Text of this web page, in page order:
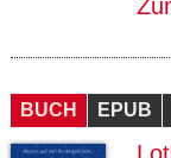
BUCH EPUB